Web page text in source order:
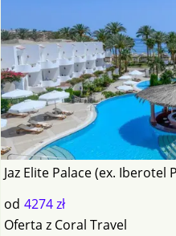
Jaz Elite Palace (ex.
od 4274 zł
Oferta z Coral Travel